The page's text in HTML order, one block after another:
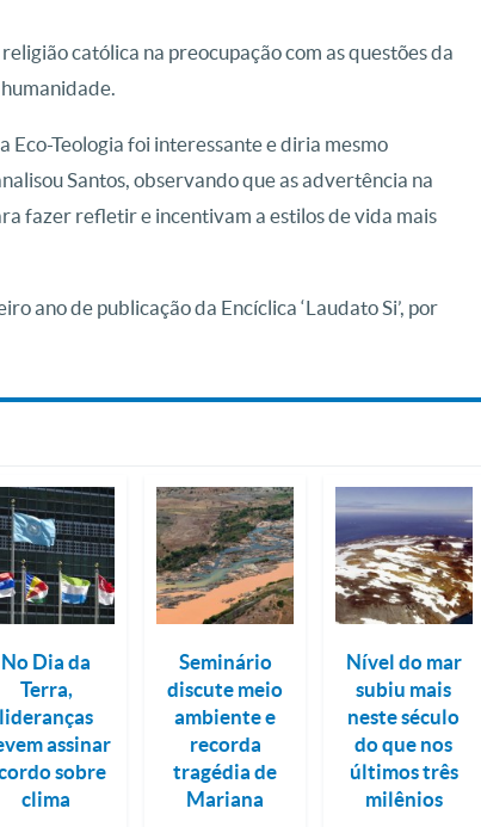
católica na preocupação com as questões da
Eco-Teologia foi interessante e diria mesmo
Santos, observando que as advertência na
fazer refletir e incentivam a estilos de vida mais
ano de publicação da Encíclica ‘Laudato Si’, por
No Dia da
Terra,
lideranças
assinar
sobre
clima
Seminário
discute meio
ambiente e
recorda
tragédia de
Mariana
Nível do mar
subiu mais
neste século
do que nos
últimos três
milênios